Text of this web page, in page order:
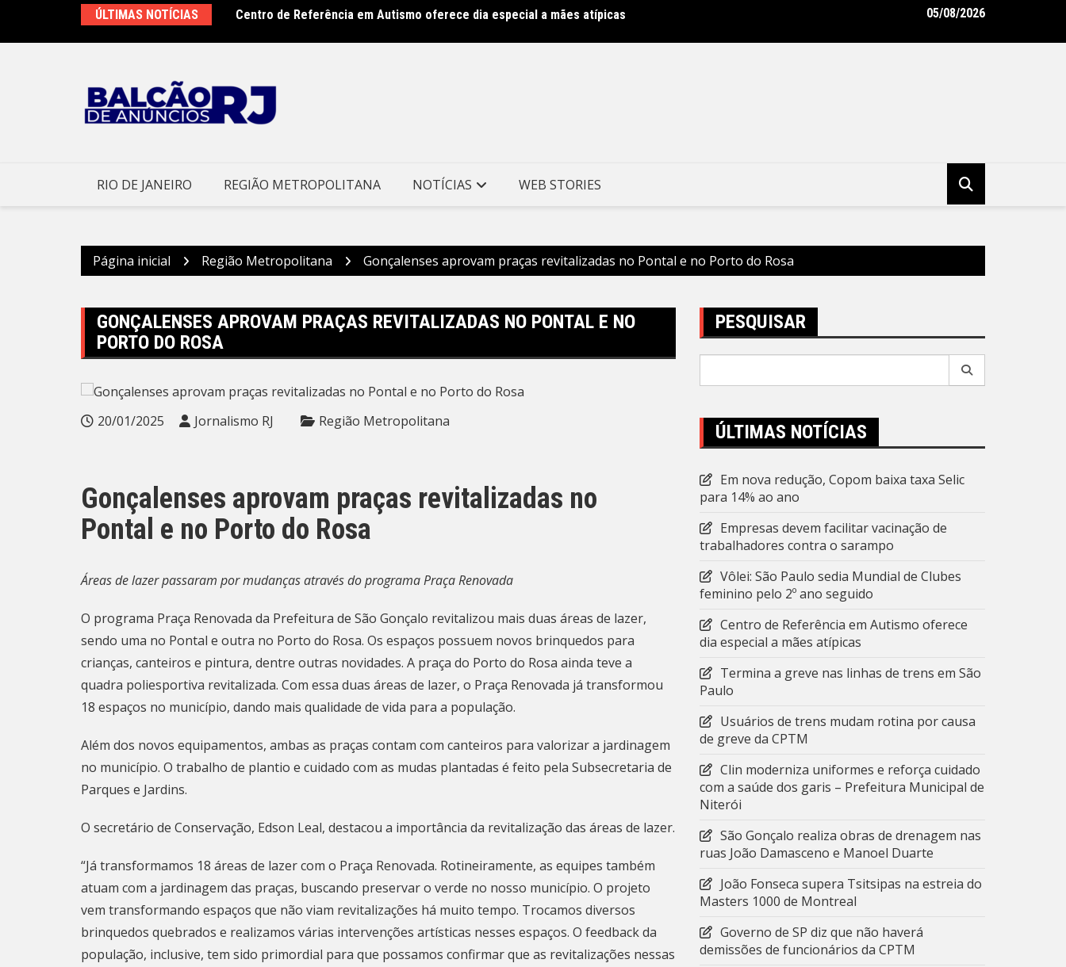
o
ÚLTIMAS NOTÍCIAS Centro de Referência em Autismo oferece dia especial a mães atípicas
Clin moderniza uniformes e reforça cuidado com a saúde dos garis – Prefeitura
São Gonçalo realiza obras de drenagem nas ruas João Damasceno e
05/08/2026
RIO DE JANEIRO REGIÃO METROPOLITANA NOTÍCIAS WEB STORIES
Página inicial Região Metropolitana Gonçalenses aprovam praças revitalizadas no Pontal e no Porto do Rosa
GONÇALENSES APROVAM PRAÇAS REVITALIZADAS NO PONTAL E NO
PORTO DO ROSA
20/01/2025 Jornalismo RJ Região Metropolitana
Gonçalenses aprovam praças revitalizadas no
Pontal e no Porto do Rosa
Áreas de lazer passaram por mudanças através do programa Praça Renovada
O programa Praça Renovada da Prefeitura de São Gonçalo revitalizou mais duas áreas de lazer,
sendo uma no Pontal e outra no Porto do Rosa. Os espaços possuem novos brinquedos para
crianças, canteiros e pintura, dentre outras novidades. A praça do Porto do Rosa ainda teve a
quadra poliesportiva revitalizada. Com essa duas áreas de lazer, o Praça Renovada já transformou
18 espaços no município, dando mais qualidade de vida para a população.
Além dos novos equipamentos, ambas as praças contam com canteiros para valorizar a jardinagem
no município. O trabalho de plantio e cuidado com as mudas plantadas é feito pela Subsecretaria de
Parques e Jardins.
O secretário de Conservação, Edson Leal, destacou a importância da revitalização das áreas de lazer.
“Já transformamos 18 áreas de lazer com o Praça Renovada. Rotineiramente, as equipes também
atuam com a jardinagem das praças, buscando preservar o verde no nosso município. O projeto
vem transformando espaços que não viam revitalizações há muito tempo. Trocamos diversos
brinquedos quebrados e realizamos várias intervenções artísticas nesses espaços. O feedback da
população, inclusive, tem sido primordial para que possamos confirmar que as revitalizações nessas
PESQUISAR
ÚLTIMAS NOTÍCIAS
Em nova redução, Copom baixa taxa Selic
para 14% ao ano
Empresas devem facilitar vacinação de
trabalhadores contra o sarampo
Vôlei: São Paulo sedia Mundial de Clubes
feminino pelo 2º ano seguido
Centro de Referência em Autismo oferece
dia especial a mães atípicas
Termina a greve nas linhas de trens em São
Paulo
Usuários de trens mudam rotina por causa
de greve da CPTM
Clin moderniza uniformes e reforça cuidado
com a saúde dos garis – Prefeitura Municipal de
Niterói
São Gonçalo realiza obras de drenagem nas
ruas João Damasceno e Manoel Duarte
João Fonseca supera Tsitsipas na estreia do
Masters 1000 de Montreal
Governo de SP diz que não haverá
demissões de funcionários da CPTM